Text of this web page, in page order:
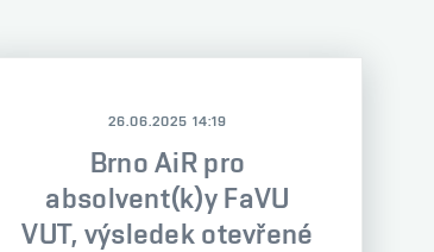
26.06.2025 14:19
Brno AiR pro
absolvent(k)y FaVU
VUT, výsledek otevřené